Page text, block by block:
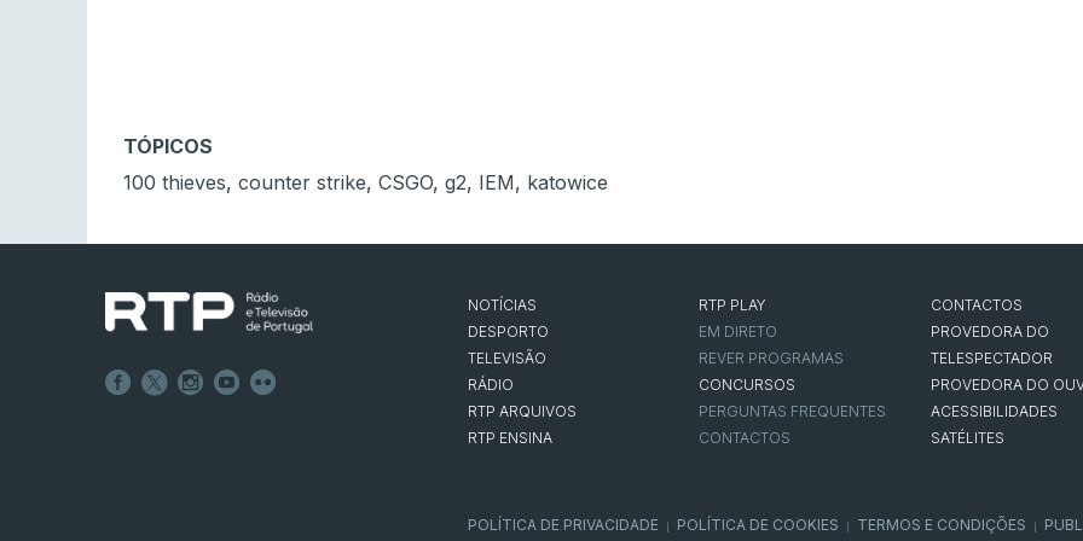
TÓPICOS
100 thieves, counter strike, CSGO, g2, IEM, katowice
NOTÍCIAS
DESPORTO
TELEVISÃO
RÁDIO
RTP ARQUIVOS
RTP ENSINA
RTP PLAY
EM DIRETO
REVER PROGRAMAS
CONCURSOS
PERGUNTAS FREQUENTES
CONTACTOS
CONTACTOS
PROVEDORA DO
TELESPECTADOR
PROVEDORA DO
ACESSIBILIDADES
SATÉLITES
POLÍTICA DE PRIVACIDADE POLÍTICA DE COOKIES TERMOS E CONDIÇÕES